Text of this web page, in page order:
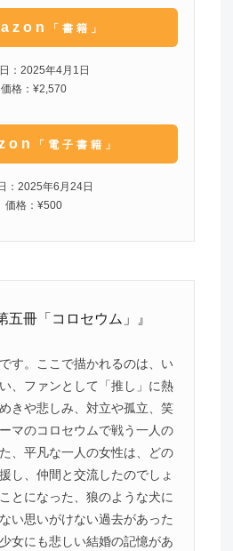
「書籍」
：2025年4月1日
価格：¥2,570
「電子書籍」
：2025年6月24日
価格：¥500
五冊「コロセウム」』
す。ここで描かれるのは、い
、ファンとして「推し」に熱
きや悲しみ、対立や孤立、笑
マのコロセウムで戦う一人の
、平凡な一人の女性は、どの
し、仲間と交流したのでしょ
とになった、狼のような犬に
い思いがけない過去があった
女にも悲しい結婚の記憶があ